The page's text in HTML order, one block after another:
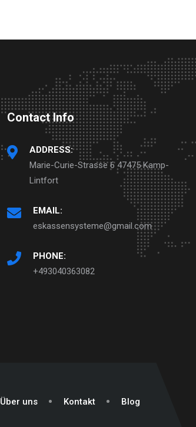
Contact Info
ADDRESS:
Marie-Curie-Strasse 6 47475 Kamp-
Lintfort
EMAIL:
eskassensysteme@gmail.com
PHONE:
+493040363082
Über uns Kontakt Blog